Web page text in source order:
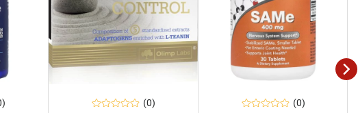
(0) (0)